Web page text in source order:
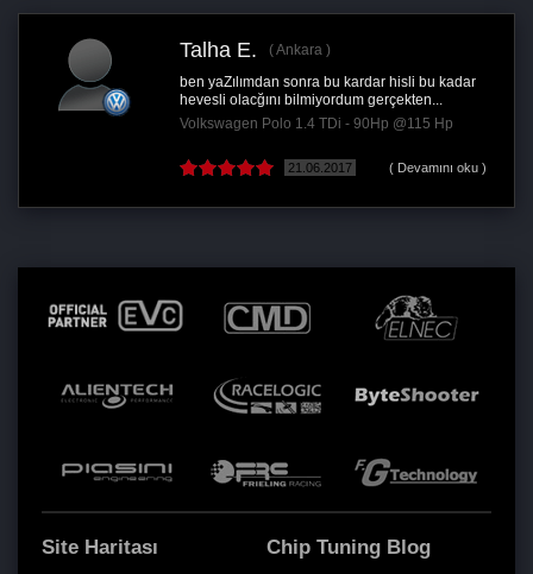
Talha E.
Ankara
ben yaZılımdan sonra bu kardar hisli bu kadar
hevesli olacğını bilmiyordum gerçekten...
Volkswagen Polo 1.4 TDi - 90Hp @115 Hp
21.06.2017 ( Devamını oku )
Site Haritası Chip Tuning Blog